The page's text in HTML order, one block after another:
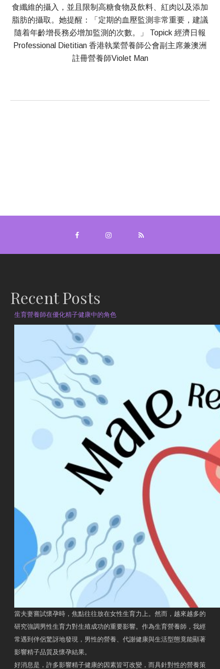
食纖維的攝入，並且限制高糖食物及飲料、紅肉以及添加
脂肪的攝取。她提醒：「定期的血壓監測非常重要，建議
隨着年齡增長務必增加監測的次數。」 Topick 經濟日報
Professional Dietitian 香港執業營養師公會副主席兼澳洲
註冊營養師Violet Man
Recent Posts
生育營養師在優化精子健康中的角色
當夫妻嘗試懷孕時，焦點往往放在女性生育力上。然而，越來越多的
研究強調男性生育力對生殖成功的重要影響。作為生育營養師，我經
常遇到伴侶驚訝地發現，男性的營養、代謝健康與生活型態竟能顯著
影響精子品質及懷孕結果。
好消息是，許多影響精子健康的因素皆可改變，而具針對性的營養策